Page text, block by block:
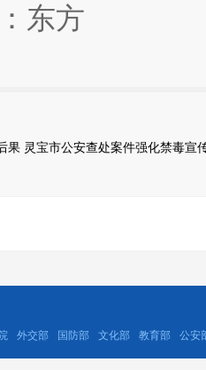
东方
果 灵宝市公安查处案件强化禁毒宣
外交部 国防部 文化部 教育部 公安